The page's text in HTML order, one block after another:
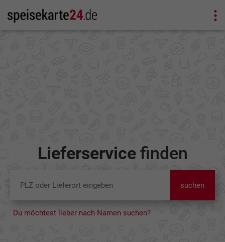
Lieferservicefinden
suchen
Du möchtest lieber nach Namen suchen?